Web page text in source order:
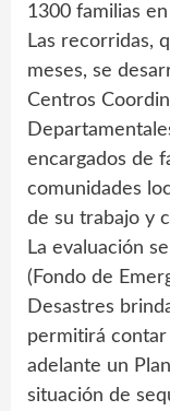
1300 familias
Las recorridas,
meses, se
Centros
encargados de
comunidades
de su trabajo y
La evaluación
(Fondo de
Desastres
permitirá
adelante un
situación de